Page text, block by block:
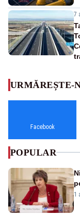
7
URMĂREȘTE-
Facebook
POPULAR
1